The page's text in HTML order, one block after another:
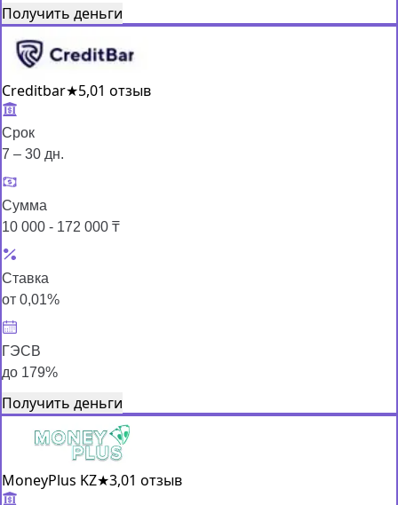
Получить деньги
Creditbar★5,01 отзыв
Срок
7 – 30 дн.
Сумма
10 000 - 172 000 ₸
Ставка
от 0,01%
ГЭСВ
до 179%
Получить деньги
MoneyPlus KZ★3,01 отзыв